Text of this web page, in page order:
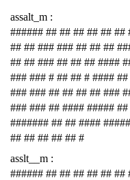
assalt_m :
###### ## ## ## ## ## ##
## ## ### ### ## ## ##
## ## ### ## ## ## ####
### ### # ## ## # ####
### ### ## ## ## ## ###
### ### ## #### #####
####### ## ## ####
## ## ## ## ## #
asslt__m :
###### ## ## ## ## ## ##